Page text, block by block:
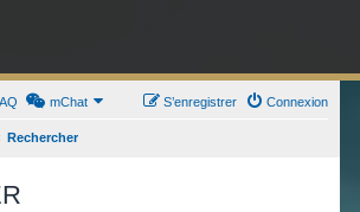
FORUM
mChat Connexion
S’enregistrer
Rechercher